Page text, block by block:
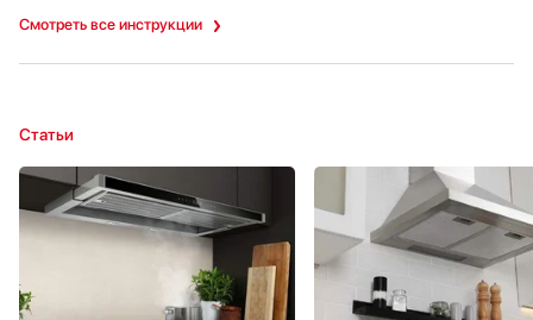
Смотреть все инструкции
Статьи